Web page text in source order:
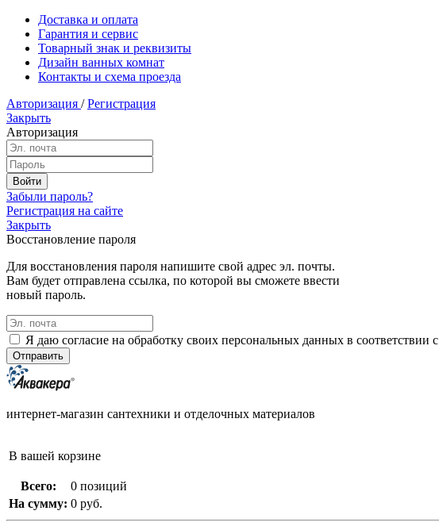
Доставка и оплата
Гарантия и сервис
Товарный знак и реквизиты
Дизайн ванных комнат
Контакты и схема проезда
Авторизация / Регистрация
Закрыть
Авторизация
Забыли пароль?
Регистрация на сайте
Закрыть
Восстановление пароля
Для восстановления пароля напишите свой адрес эл. почты.
Вам будет отправлена ссылка, по которой вы сможете ввести
новый пароль.
Я даю согласие на обработку своих персональных данных в соответствии с
интернет-магазин сантехники и отделочных материалов
В вашей корзине
Всего:
0 позиций
На сумму: 0 руб.